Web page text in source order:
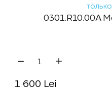
0301.R10.00A
1 600 Lei